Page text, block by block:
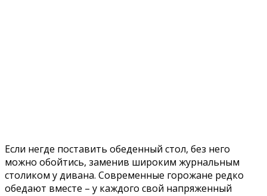
Если негде поставить обеденный стол, без него
можно обойтись, заменив широким журнальным
столиком у дивана. Современные горожане редко
обедают вместе – у каждого свой напряженный